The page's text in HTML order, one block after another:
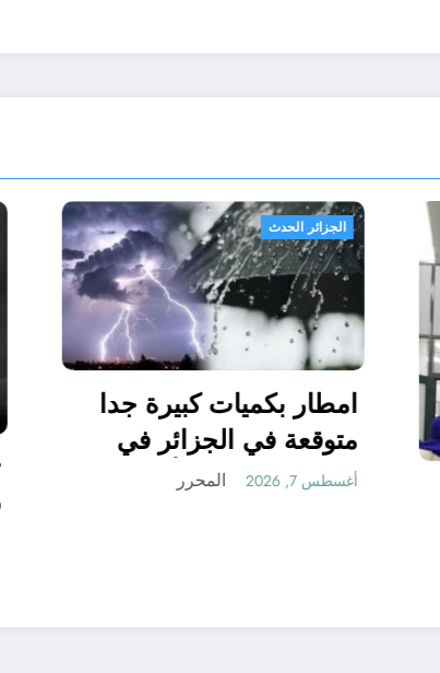
الجزائر الحدث
امطار بكميات
متوقعة في
شهري سبتمبر و
أغسطس 7, 2026
مناسبة
كبير